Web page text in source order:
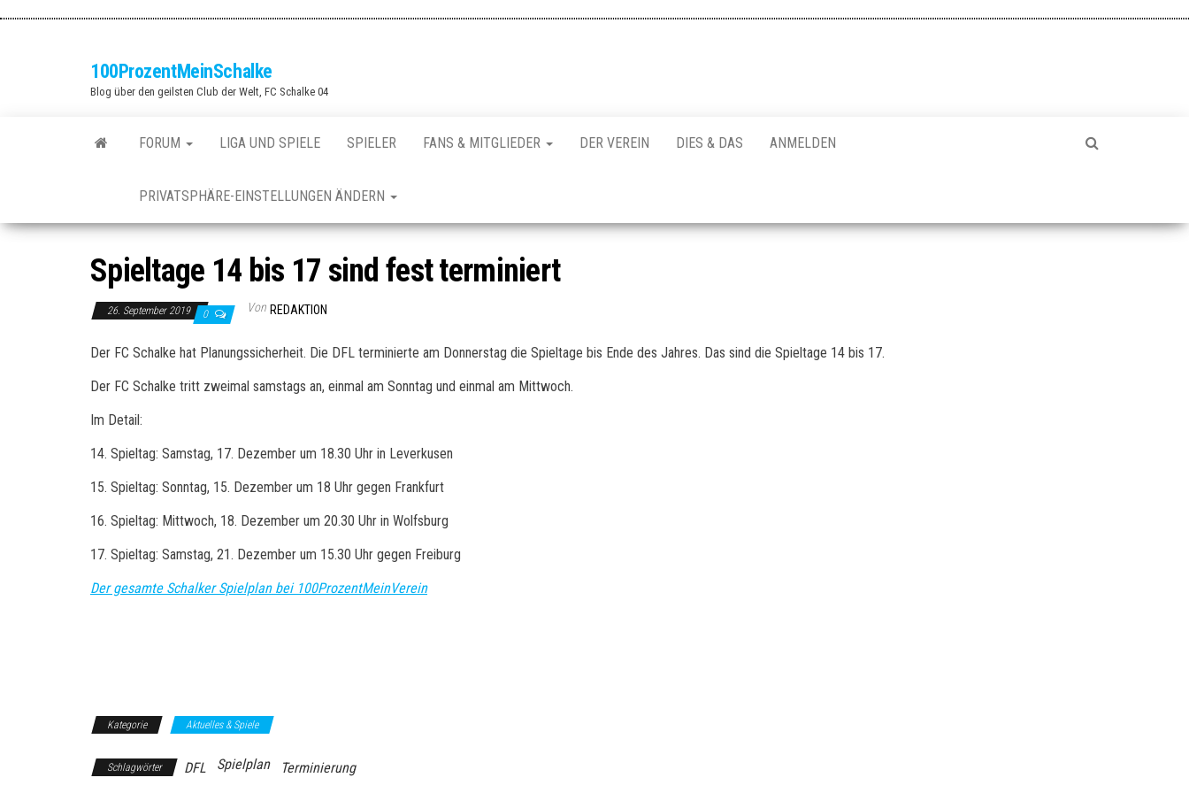
100ProzentMeinSchalke
Blog über den geilsten Club der Welt, FC Schalke 04
FORUM LIGA UND SPIELE SPIELER FANS & MITGLIEDER DER VEREIN DIES & DAS ANMELDEN
PRIVATSPHÄRE-EINSTELLUNGEN ÄNDERN
Spieltage 14 bis 17 sind fest terminiert
26. September 2019 0 Von REDAKTION
Der FC Schalke hat Planungssicherheit. Die DFL terminierte am Donnerstag die Spieltage bis Ende des Jahres. Das sind die Spieltage 14 bis 17.
Der FC Schalke tritt zweimal samstags an, einmal am Sonntag und einmal am Mittwoch.
Im Detail:
14. Spieltag: Samstag, 17. Dezember um 18.30 Uhr in Leverkusen
15. Spieltag: Sonntag, 15. Dezember um 18 Uhr gegen Frankfurt
16. Spieltag: Mittwoch, 18. Dezember um 20.30 Uhr in Wolfsburg
17. Spieltag: Samstag, 21. Dezember um 15.30 Uhr gegen Freiburg
Der gesamte Schalker Spielplan bei 100ProzentMeinVerein
Kategorie Aktuelles & Spiele
Schlagwörter DFL Spielplan Terminierung